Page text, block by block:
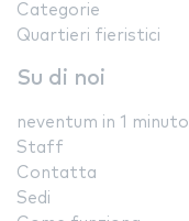
Categorie
Quartieri fieristici
Su di noi
neventum in 1 minuto
Staff
Contatta
Sedi